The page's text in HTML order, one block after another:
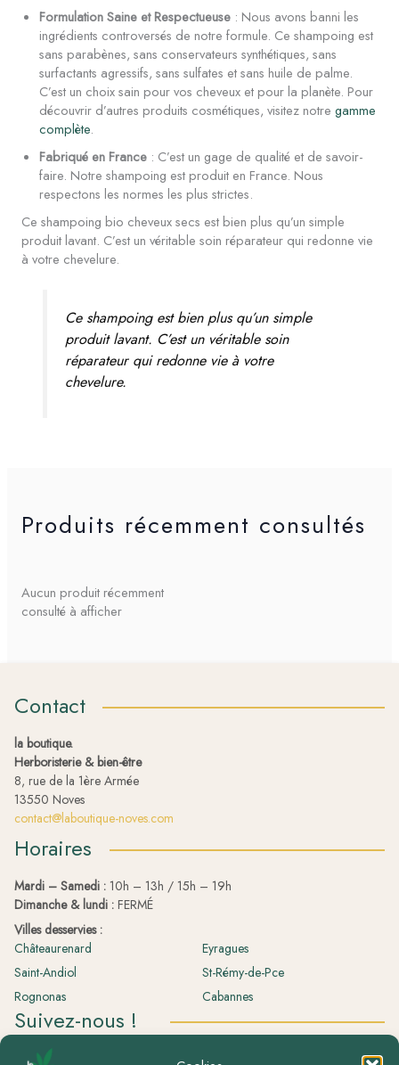
Formulation Saine et Respectueuse: Nous avons banni les
ingrédients controversés de notre formule. Ce shampoing est
sans parabènes, sans conservateurs synthétiques, sans
surfactants agressifs, sans sulfates et sans huile de palme.
C’est un choix sain pour vos cheveux et pour la planète. Pour
découvrir d’autres produits cosmétiques, visitez notre gamme
complète.
Fabriqué en France: C’est un gage de qualité et de savoir-
faire. Notre shampoing est produit en France. Nous
respectons les normes les plus strictes.
Ce shampoing bio cheveux secs est bien plus qu’un simple
produit lavant. C’est un véritable soin réparateur qui redonne vie
à votre chevelure.
Ce shampoing est bien plus qu’un simple
produit lavant. C’est un véritable soin
réparateur qui redonne vie à votre
chevelure.
Produits récemment consultés
Aucun produit récemment
consulté à afficher
Contact
la boutique.
Herboristerie & bien-être
8, rue de la 1ère Armée
13550 Noves
contact@laboutique-noves.com
Horaires
Mardi – Samedi : 10h – 13h / 15h – 19h
Dimanche & lundi : FERMÉ
Villes desservies :
Châteaurenard
Eyragues
Saint-Andiol
St-Rémy-de-Pce
Rognonas
Cabannes
Suivez-nous !